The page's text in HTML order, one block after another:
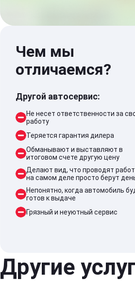
Чем мы
отличаемся?
Другой автосервис:
Не несет ответственности за
работу
Теряется гарантия дилера
Обманывают и выставляют в
итоговом счете другую цену
Делают вид, что проводят
на самом деле просто берут
Непонятно, когда автомобиль
готов к выдаче
Грязный и неуютный сервис
Другие